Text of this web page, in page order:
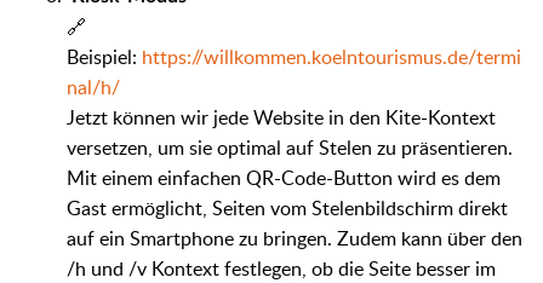
🔗
Beispiel: https://willkommen.koelntourismus.de/termi
nal/h/
Jetzt können wir jede Website in den Kite-Kontext
versetzen, um sie optimal auf Stelen zu präsentieren.
Mit einem einfachen QR-Code-Button wird es dem
Gast ermöglicht, Seiten vom Stelenbildschirm direkt
auf ein Smartphone zu bringen. Zudem kann über den
/h und /v Kontext festlegen, ob die Seite besser im